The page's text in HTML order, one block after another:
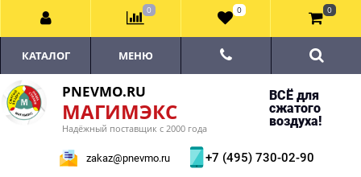
PNEVMO.RU
МАГИМЭКС
Надёжный поставщик с 2000 года
ВСЁ для
сжатого
воздуха!
zakaz@pnevmo.ru +7 (495) 730-02-90
КАТАЛОГ МЕНЮ
0 0 0